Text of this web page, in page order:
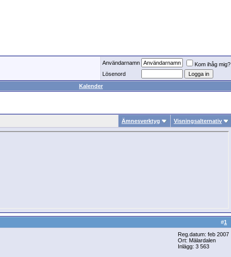
Användarnamn
Kom ihåg mig?
Lösenord
Kalender
Ämnesverktyg Visningsalternativ
#1
Reg.datum: feb 2007
Ort: Mälardalen
Inlägg: 3 563